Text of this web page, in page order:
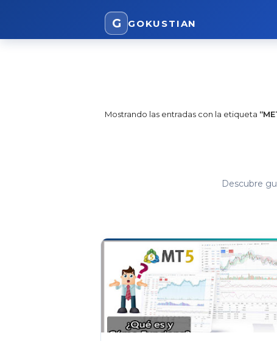
G GOKUSTIAN
Mostrando las entradas con la etiqueta
Descubre